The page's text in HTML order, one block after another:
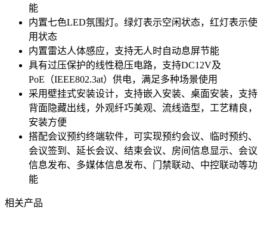
能
内置七色LED氛围灯。绿灯表示空闲状态，红灯表示使
用状态
内置雷达人体感应，支持无人时自动息屏节能
具有过压保护的线性稳压电路，支持DC12V及
PoE（IEEE802.3at）供电，满足多种场景使用
采用壁挂式安装设计，支持嵌入安装、桌面安装，支持
背面隐藏出线，外观纤巧美观、流线造型，工艺精良，
安装方便
搭配会议预约终端软件，可实现预约会议、临时预约、
会议签到、延长会议、结束会议、房间信息显示、会议
信息发布、多媒体信息发布、门禁联动、中控联动等功
能
相关产品